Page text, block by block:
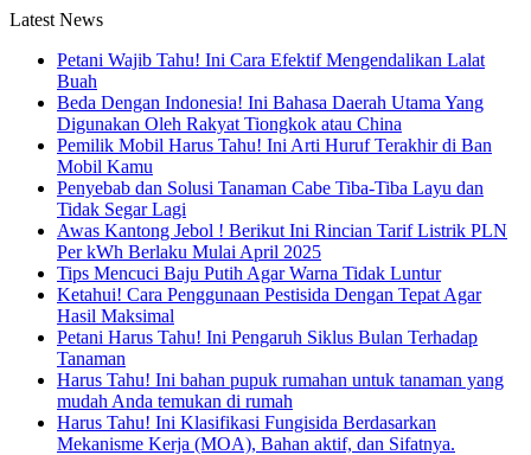
Latest News
Petani Wajib Tahu! Ini Cara Efektif Mengendalikan Lalat
Buah
Beda Dengan Indonesia! Ini Bahasa Daerah Utama Yang
Digunakan Oleh Rakyat Tiongkok atau China
Pemilik Mobil Harus Tahu! Ini Arti Huruf Terakhir di Ban
Mobil Kamu
Penyebab dan Solusi Tanaman Cabe Tiba-Tiba Layu dan
Tidak Segar Lagi
Awas Kantong Jebol ! Berikut Ini Rincian Tarif Listrik PLN
Per kWh Berlaku Mulai April 2025
Tips Mencuci Baju Putih Agar Warna Tidak Luntur
Ketahui! Cara Penggunaan Pestisida Dengan Tepat Agar
Hasil Maksimal
Petani Harus Tahu! Ini Pengaruh Siklus Bulan Terhadap
Tanaman
Harus Tahu! Ini bahan pupuk rumahan untuk tanaman yang
mudah Anda temukan di rumah
Harus Tahu! Ini Klasifikasi Fungisida Berdasarkan
Mekanisme Kerja (MOA), Bahan aktif, dan Sifatnya.